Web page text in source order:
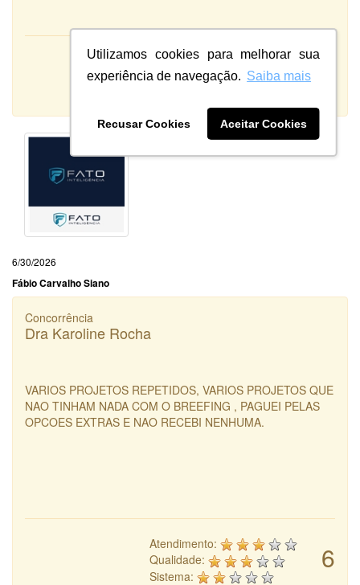
Utilizamos cookies para melhorar sua
experiência de navegação. Saiba mais
Recusar Cookies Aceitar Cookies
10
Atendimento:
Qualidade:
6/30/2026
Fábio Carvalho Siano
Concorrência
Dra Karoline Rocha
VARIOS PROJETOS REPETIDOS, VARIOS PROJETOS QUE
NAO TINHAM NADA COM O BREEFING , PAGUEI PELAS
OPCOES EXTRAS E NAO RECEBI NENHUMA.
6
Atendimento:
Qualidade:
Sistema: